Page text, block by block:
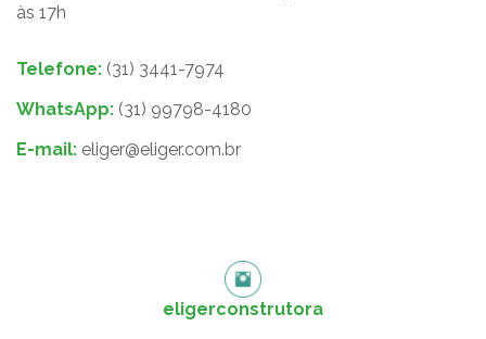
às 17h
Telefone: (31) 3441-7974
WhatsApp: (31) 99798-4180
E-mail: eliger@eliger.com.br
eligerconstrutora